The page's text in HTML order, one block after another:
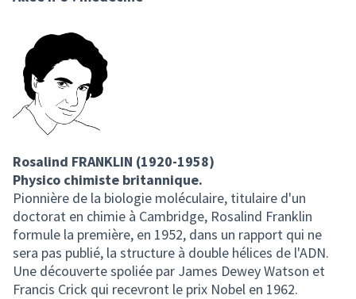
Rosalind FRANKLIN (1920-1958)
Physico chimiste britannique.
Pionnière de la biologie moléculaire, titulaire d'un
doctorat en chimie à Cambridge, Rosalind Franklin
formule la première, en 1952, dans un rapport qui ne
sera pas publié, la structure à double hélices de l'ADN.
Une découverte spoliée par James Dewey Watson et
Francis Crick qui recevront le prix Nobel en 1962.